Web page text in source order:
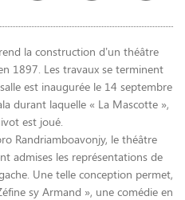
la construction d’un théâtre
1897. Les travaux se terminent
est inaugurée le 14 septembre
durant laquelle « La Mascotte »,
est joué.
Randriamboavonjy, le théâtre
admises les représentations de
Une telle conception permet,
sy Armand », une comédie en